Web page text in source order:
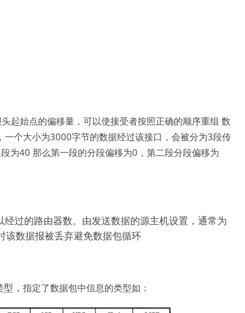
起始点的偏移量，可以使接受者按照正确的顺序重组 数
一个大小为3000字节的数据经过该接口，会被分为3段传
段为40 那么第一段的分段偏移为0 ，第二段分段偏移为
过的路由器数。由发送数据的源主机设置，通常为
该数据报被丢弃避免数据包循环
， 指定了数据包中信息的类型如：